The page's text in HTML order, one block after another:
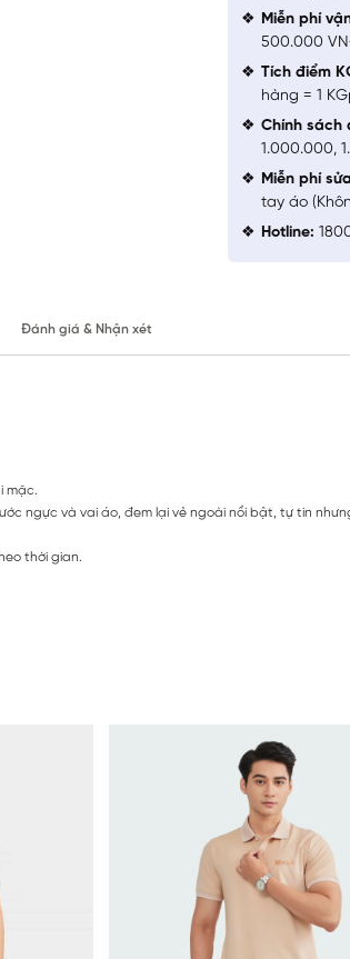
Miễn phí
500.000
Tích điểm
hàng = 1
Chính sách
1.000.000,
Miễn phí
tay áo
Hotline:
Đánh giá & Nhận xét
mặc.
ngực và vai áo, đem lại vẻ ngoài nổi bật, tự tin
thời gian.